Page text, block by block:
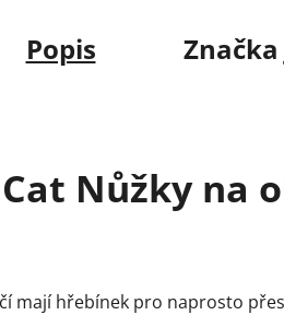
Popis Značka
Nůžky na
mají hřebínek pro naprosto